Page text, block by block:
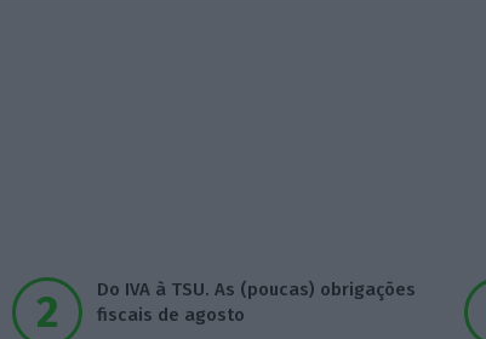
Do IVA à TSU. As (poucas) obrigações
fiscais de agosto